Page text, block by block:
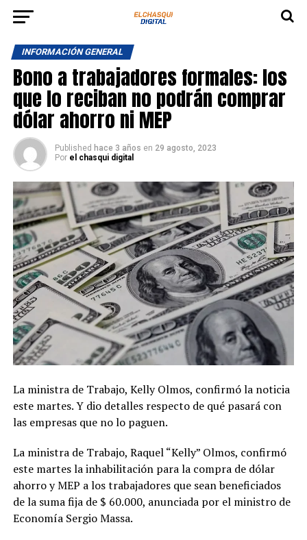
INFORMACIÓN GENERAL
Bono a trabajadores formales: los
que lo reciban no podrán comprar
dólar ahorro ni MEP
Published hace 3 años en 29 agosto, 2023
Por el chasqui digital
La ministra de Trabajo, Kelly Olmos, confirmó la noticia
este martes. Y dio detalles respecto de qué pasará con
las empresas que no lo paguen.
La ministra de Trabajo, Raquel “Kelly” Olmos, confirmó
este martes la inhabilitación para la compra de dólar
ahorro y MEP a los trabajadores que sean beneficiados
de la suma fija de $ 60.000, anunciada por el ministro de
Economía Sergio Massa.